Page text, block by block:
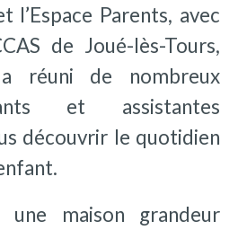
l’Espace Parents, avec
de Joué-lès-Tours,
réuni de nombreux
et assistantes
découvrir le quotidien
une maison grandeur